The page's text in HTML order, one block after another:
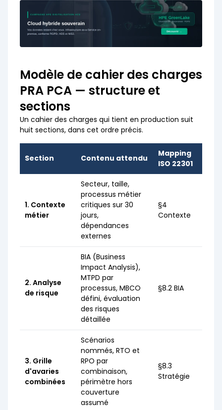
Modèle de cahier des charges
PRA PCA — structure et
sections
Un cahier des charges qui tient en production suit
huit sections, dans cet ordre précis.
Section Contenu attendu
Mapping
ISO 22301
1. Contexte
métier
Secteur, taille,
processus métier
critiques sur 30
jours,
dépendances
externes
§4
Contexte
2. Analyse
de risque
BIA (Business
Impact Analysis),
MTPD par
processus, MBCO
défini, évaluation
des risques
détaillée
§8.2 BIA
3. Grille
d'avaries
combinées
Scénarios
nommés, RTO et
RPO par
combinaison,
périmètre hors
couverture
assumé
§8.3
Stratégie